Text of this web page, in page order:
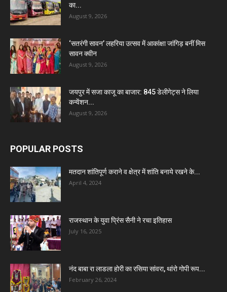
का...
August 9, 2026
‘सतरंगी सावन’ लहरिया उत्सव में आकांक्षा जांगिड़ बनीं मिस
सावन क्वीन
August 9, 2026
जयपुर में सजा काजू का बाजार: 845 डेलीगेट्स ने लिया
कन्वेंशन...
August 9, 2026
POPULAR POSTS
मतदान शांतिपूर्ण कराने व क्षेत्र में शांति बनाये रखने के...
April 4, 2024
राजस्थान के युवा प्रिंस सैनी ने रचा इतिहास
July 16, 2025
नंद बाबा रा लाडला होरी का रसिया सांवरा, थांरो गोपी रूप...
February 26, 2024